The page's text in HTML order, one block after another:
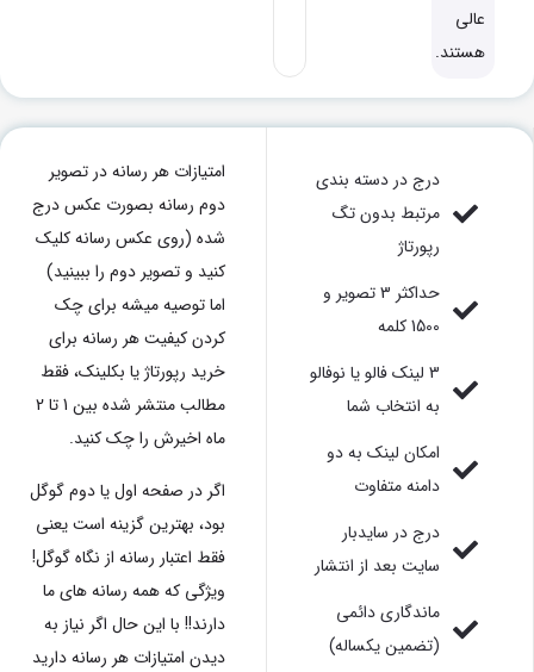
عالی
هستند.
درج در دسته بندی
مرتبط بدون تگ
رپورتاژ
حداکثر 3 تصویر و
1500 کلمه
3 لینک فالو یا نوفالو
به انتخاب شما
امکان لینک به دو
دامنه متفاوت
درج در سایدبار
سایت بعد از انتشار
ماندگاری دائمی
(تضمین یکساله)
امتیازات هر رسانه در تصویر
دوم رسانه بصورت عکس درج
شده (روی عکس رسانه کلیک
کنید و تصویر دوم را ببینید)
اما توصیه میشه برای چک
کردن کیفیت هر رسانه برای
خرید رپورتاژ یا بکلینک، فقط
مطالب منتشر شده بین 1 تا 2
ماه اخیرش را چک کنید.
اگر در صفحه اول یا دوم گوگل
بود، بهترین گزینه است یعنی
فقط اعتبار رسانه از نگاه گوگل!
ویژگی که همه رسانه های ما
دارند!! با این حال اگر نیاز به
دیدن امتیازات هر رسانه دارید